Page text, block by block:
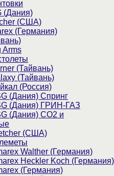
(Дания)
(США)
(Германия)
Arms
(Тайвань)
(Тайвань)
(Россия)
(Дания) Спринг
(Дания) ГРИН-ГАЗ
(Дания) CO2 и
(США)
Walther (Германия)
Heckler Koch (Германия)
(Германия)